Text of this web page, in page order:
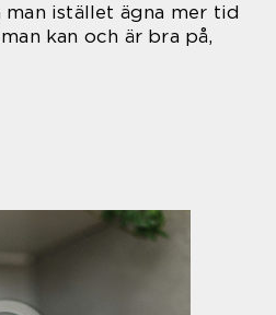
man istället ägna mer tid
kan och är bra på,